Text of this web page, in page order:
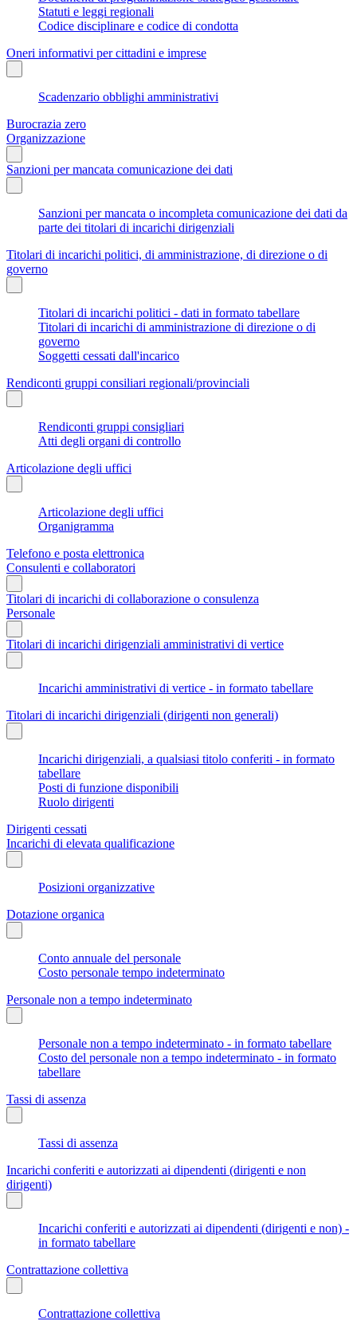
Statuti e leggi regionali
Codice disciplinare e codice di condotta
Oneri informativi per cittadini e imprese
Scadenzario obblighi amministrativi
Burocrazia zero
Organizzazione
Sanzioni per mancata comunicazione dei dati
Sanzioni per mancata o incompleta comunicazione dei dati da
parte dei titolari di incarichi dirigenziali
Titolari di incarichi politici, di amministrazione, di direzione o di
governo
Titolari di incarichi politici - dati in formato tabellare
Titolari di incarichi di amministrazione di direzione o di
governo
Soggetti cessati dall'incarico
Rendiconti gruppi consiliari regionali/provinciali
Rendiconti gruppi consigliari
Atti degli organi di controllo
Articolazione degli uffici
Articolazione degli uffici
Organigramma
Telefono e posta elettronica
Consulenti e collaboratori
Titolari di incarichi di collaborazione o consulenza
Personale
Titolari di incarichi dirigenziali amministrativi di vertice
Incarichi amministrativi di vertice - in formato tabellare
Titolari di incarichi dirigenziali (dirigenti non generali)
Incarichi dirigenziali, a qualsiasi titolo conferiti - in formato
tabellare
Posti di funzione disponibili
Ruolo dirigenti
Dirigenti cessati
Incarichi di elevata qualificazione
Posizioni organizzative
Dotazione organica
Conto annuale del personale
Costo personale tempo indeterminato
Personale non a tempo indeterminato
Personale non a tempo indeterminato - in formato tabellare
Costo del personale non a tempo indeterminato - in formato
tabellare
Tassi di assenza
Tassi di assenza
Incarichi conferiti e autorizzati ai dipendenti (dirigenti e non
dirigenti)
Incarichi conferiti e autorizzati ai dipendenti (dirigenti e non) -
in formato tabellare
Contrattazione collettiva
Contrattazione collettiva